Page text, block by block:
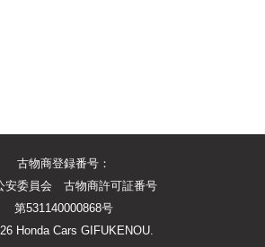
古物商登録番号：
安委員会 古物商許可証番号
第531140000868号
Honda Cars GIFUKENOU.